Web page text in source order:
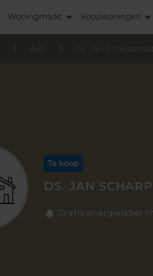
Woningmarkt Koopwoningen
Axel Ds. Jan Scharpstraat
Te koop
DS. JAN
Gratis energielabel